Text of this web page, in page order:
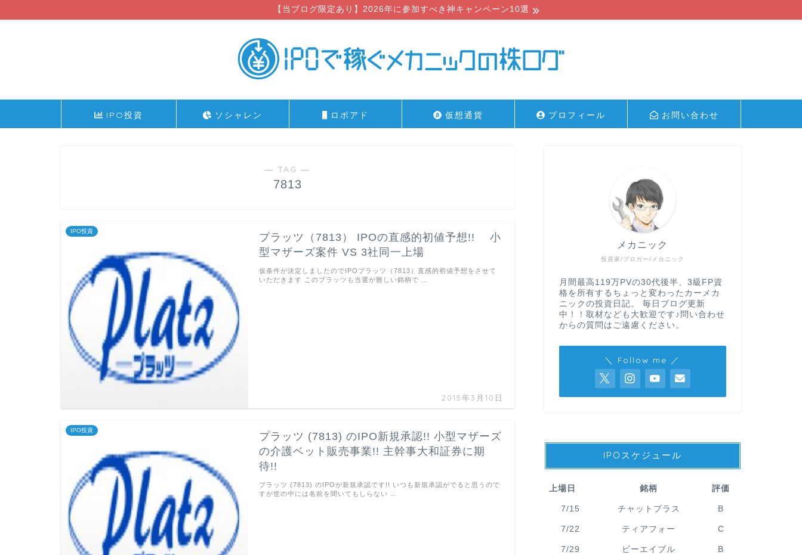
【当ブログ限定あり】2026年に参加すべき神キャンペーン10選
IPO投資 ソシャレン ロボアド 仮想通貨 プロフィール お問い合わせ
― TAG ―
7813
IPO投資
プラッツ（7813） IPOの直感的初値予想!! 小
型マザーズ案件 VS 3社同一上場
2015年3月10日
仮条件が決定しましたのでIPOプラッツ（7813）直感的初値予想をさせて
いただきます このプラッツも当選が難しい銘柄で …
IPO投資
プラッツ (7813) のIPO新規承認!! 小型マザーズ
の介護ベット販売事業!! 主幹事大和証券に期
待!!
プラッツ (7813) のIPOが新規承認です!! いつも新規承認がでると思うので
すが世の中には名前を聞いてもしらない …
投資家/ブロガー/メカニック
メカニック
月間最高119万PVの30代後半、3級FP資
格を所有するちょっと変わったカーメカ
ニックの投資日記。 毎日ブログ更新
中！！取材なども大歓迎です♪問い合わせ
からの質問はご遠慮ください。
＼ Follow me ／
IPOスケジュール
上場日 銘柄 評価
7/15 チャットプラス B
7/22 ティアフォー C
7/29 ビーエイブル B